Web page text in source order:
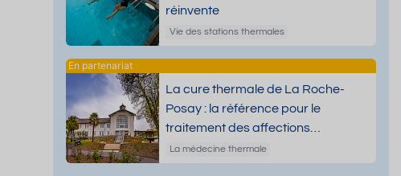
réinvente
Vie des stations thermales
La cure thermale de La Roche-
Posay : la référence pour le
traitement des affections
dermatologiques
La médecine thermale